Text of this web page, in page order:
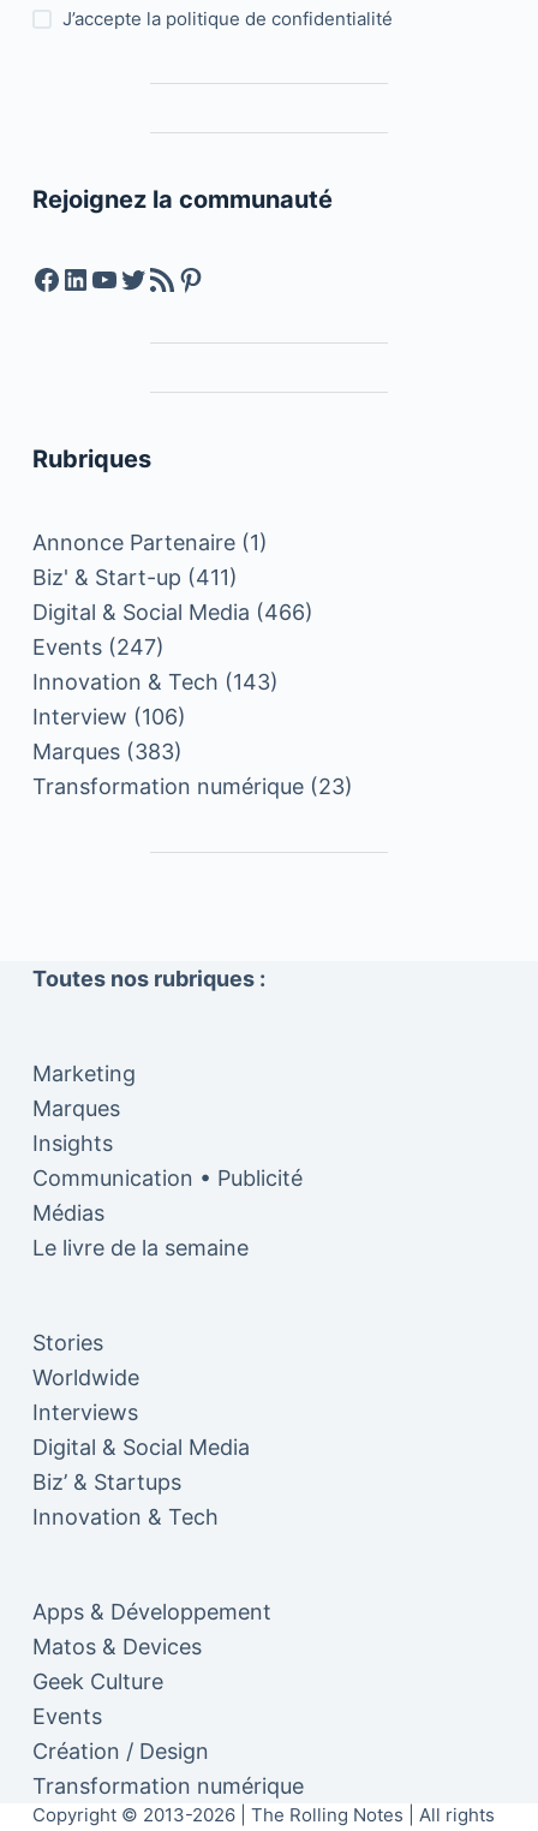
J’accepte la politique de confidentialité
Rejoignez la communauté
Facebook
LinkedIn
YouTube
Twitter
Feed RSSPinterest
Rubriques
Annonce Partenaire(1)
Biz' & Start-up (411)
Digital & Social Media (466)
Events(247)
Innovation & Tech (143)
Interview (106)
Marques(383)
Transformation numérique(23)
Toutes nos rubriques :
Marketing
Marques
Insights
Communication • Publicité
Médias
Le livre de la semaine
Stories
Worldwide
Interviews
Digital & Social Media
Biz’ & Startups
Innovation & Tech
Apps & Développement
Matos & Devices
Geek Culture
Events
Création / Design
Transformation numérique
Copyright © 2013-2026 | The Rolling Notes | All rights